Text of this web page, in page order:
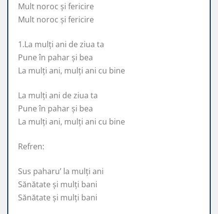
Mult noroc și fericire
Mult noroc și fericire
1.La mulți ani de ziua ta
Pune în pahar și bea
La mulți ani, mulți ani cu bine
La mulți ani de ziua ta
Pune în pahar și bea
La mulți ani, mulți ani cu bine
Refren:
Sus paharu’ la mulți ani
Sănătate și mulți bani
Sănătate și mulți bani